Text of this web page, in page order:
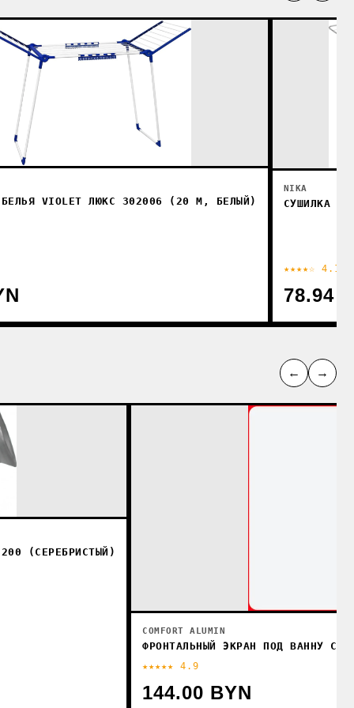
VIOLET ЛЮКС 302006 (20 М, БЕЛЫЙ)
NIKA
СУШИЛКА
★★★★☆ 4.1
78.94
← →
200 (СЕРЕБРИСТЫЙ)
COMFORT ALUMIN
ФРОНТАЛЬНЫЙ ЭКРАН ПОД ВАННУ
★★★★★ 4.9
144.00 BYN